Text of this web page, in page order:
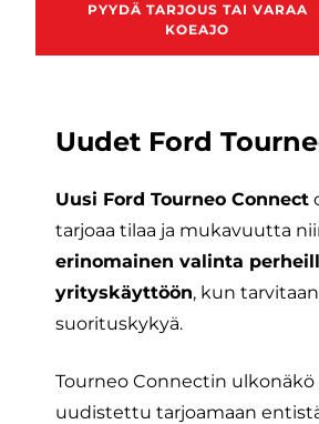
PYYDÄ TARJOUS TAI VARAA
KOEAJO
Uudet Ford
Uusi Ford Tourneo Connect
tarjoaa tilaa ja mukavuutta
erinomainen valinta
yrityskäyttöön, kun
suorituskykyä.
Tourneo Connectin
uudistettu tarjoamaan